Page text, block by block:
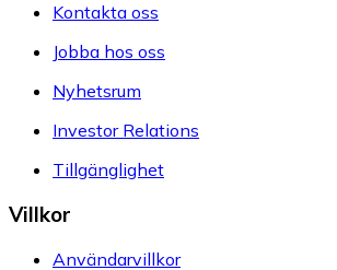
Kontakta oss
Jobba hos oss
Nyhetsrum
Investor Relations
Tillgänglighet
Villkor
Användarvillkor